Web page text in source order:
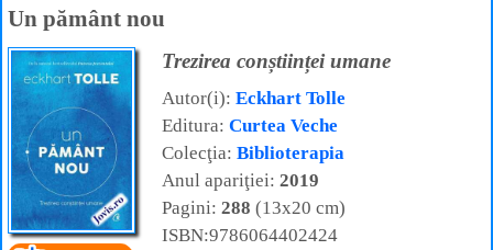
Un pământ nou
Trezirea conștiinței umane
Autor(i): Eckhart Tolle
Editura: Curtea Veche
Colecţia: Biblioterapia
Anul apariţiei: 2019
Pagini: 288 (13x20 cm)
ISBN:9786064402424